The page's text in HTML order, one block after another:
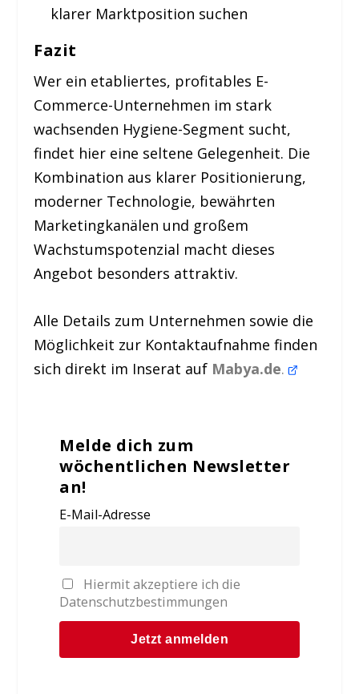
klarer Marktposition suchen
Fazit
Wer ein etabliertes, profitables E-
Commerce-Unternehmen im stark
wachsenden Hygiene-Segment sucht,
findet hier eine seltene Gelegenheit. Die
Kombination aus klarer Positionierung,
moderner Technologie, bewährten
Marketingkanälen und großem
Wachstumspotenzial macht dieses
Angebot besonders attraktiv.
Alle Details zum Unternehmen sowie die
Möglichkeit zur Kontaktaufnahme finden
sich direkt im Inserat auf Mabya.de.
Melde dich zum
wöchentlichen Newsletter
an!
E-Mail-Adresse
Hiermit akzeptiere ich die
Datenschutzbestimmungen